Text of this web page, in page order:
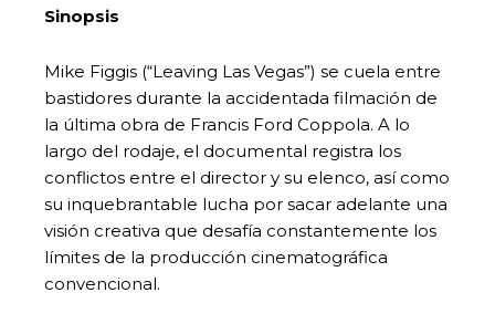
Sinopsis
Mike Figgis (“Leaving Las Vegas”) se cuela entre
bastidores durante la accidentada filmación de
la última obra de Francis Ford Coppola. A lo
largo del rodaje, el documental registra los
conflictos entre el director y su elenco, así como
su inquebrantable lucha por sacar adelante una
visión creativa que desafía constantemente los
límites de la producción cinematográfica
convencional.